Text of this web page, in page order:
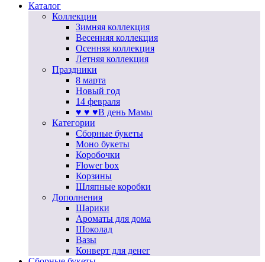
Каталог
Коллекции
Зимняя коллекция
Весенняя коллекция
Осенняя коллекция
Летняя коллекция
Праздники
8 марта
Новый год
14 февраля
♥ ♥ ♥В день Мамы
Категории
Сборные букеты
Моно букеты
Коробочки
Flower box
Корзины
Шляпные коробки
Дополнения
Шарики
Ароматы для дома
Шоколад
Вазы
Конверт для денег